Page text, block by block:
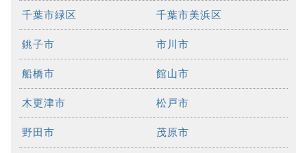
千葉市緑区 千葉市美浜区
銚子市 市川市
船橋市 館山市
木更津市 松戸市
野田市 茂原市